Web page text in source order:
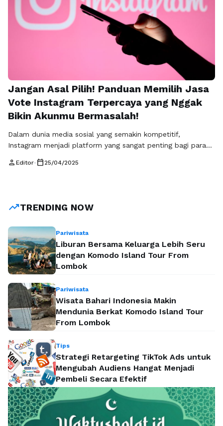
Jangan Asal Pilih! Panduan Memilih Jasa
Vote Instagram Terpercaya yang Nggak
Bikin Akunmu Bermasalah!
Dalam dunia media sosial yang semakin kompetitif,
Instagram menjadi platform yang sangat penting bagi para
meningkatkan visibilitas dan keterlibatan di Instagram adalah
… Baca Selengkapnya
person Editor• calendar_today 25/04/2025
trending_upTRENDING NOW
Pariwisata
Liburan Bersama Keluarga Lebih Seru
dengan Komodo Island Tour From
Lombok
Pariwisata
Wisata Bahari Indonesia Makin
Mendunia Berkat Komodo Island Tour
From Lombok
Tips
Strategi Retargeting TikTok Ads untuk
Mengubah Audiens Hangat Menjadi
Pembeli Secara Efektif